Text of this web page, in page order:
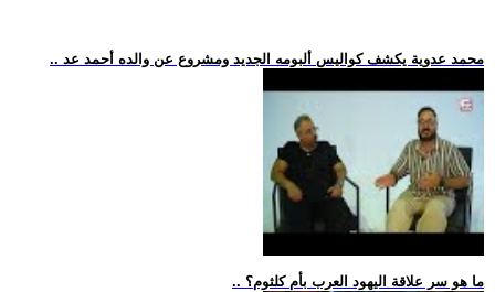
.. محمد عدوية يكشف كواليس ألبومه الجديد ومشروع عن والده أحمد عد
.. ما هو سر علاقة اليهود العرب بأم كلثوم؟